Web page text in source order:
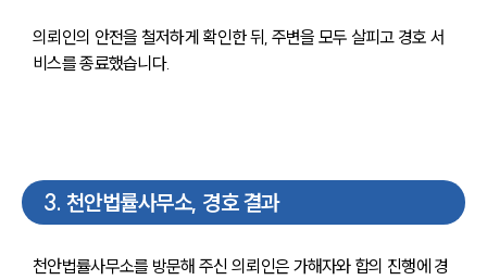
의뢰인의 안전을 철저하게 확인한 뒤, 주변을 모두 살피고 경호 서
비스를 종료했습니다.
3. 천안법률사무소, 경호 결과
천안법률사무소를 방문해 주신 의뢰인은 가해자와 합의 진행에 경